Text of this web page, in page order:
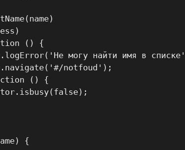
() {
могу найти имя в
notfoud');
() {
{